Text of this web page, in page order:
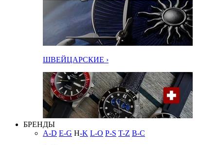
ШВЕЙЦАРСКИЕ ›
БРЕНДЫ
A-D E-G H-K L-O P-S T-Z В-С